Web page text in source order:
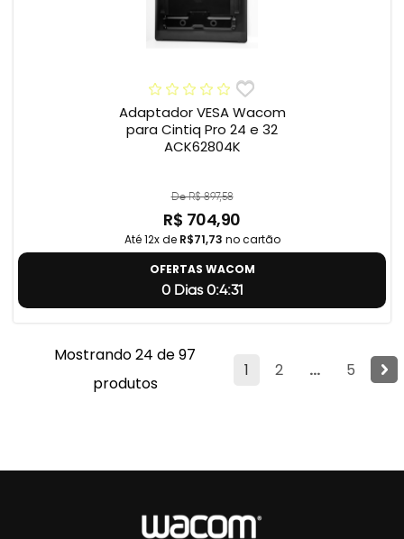
Adaptador VESA Wacom
para Cintiq Pro 24 e 32
ACK62804K
De R$ 897,58
R$ 704,90
Até 12x de R$71,73 no cartão
OFERTAS WACOM
0 Dias 0:4:31
1 2 ... 5
Mostrando 24 de 97
produtos